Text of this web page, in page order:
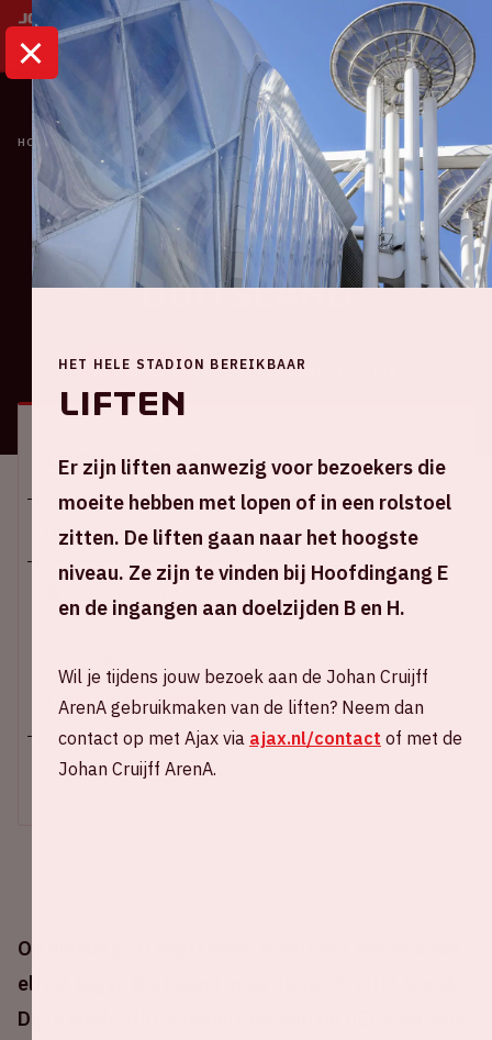
HOME KALENDER NEDERLAND - DUITSLAND
Oranje
Nederland -
Duitsland
ALGEMEEN BEZOEKERSINFORMATIE
Op dinsdag 10 september speelt het Nederlands
elftal tegen Duitsland in de Johan Cruijff ArenA.
Deze wedstrijd is onderdeel van de UEFA Nations
Locatie en tijd
Di 10 september 2024
Johan Cruijff ArenA
+ Voeg toe aan agenda
UITVERKOCHT
HET HELE STADION BEREIKBAAR
Liften
Er zijn liften aanwezig voor bezoekers die
moeite hebben met lopen of in een rolstoel
zitten. De liften gaan naar het hoogste
niveau. Ze zijn te vinden bij Hoofdingang E
en de ingangen aan doelzijden B en H.
Wil je tijdens jouw bezoek aan de Johan Cruijff
ArenA gebruikmaken van de liften? Neem dan
contact op met Ajax via ajax.nl/contact of met de
Johan Cruijff ArenA.